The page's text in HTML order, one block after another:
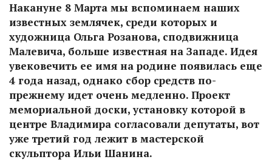
Накануне 8 Марта мы вспоминаем наших
известных землячек, среди которых и
художница Ольга Розанова, сподвижница
Малевича, больше известная на Западе. Идея
увековечить ее имя на родине появилась еще
4 года назад, однако сбор средств по-
прежнему идет очень медленно. Проект
мемориальной доски, установку которой в
центре Владимира согласовали депутаты, вот
уже третий год лежит в мастерской
скульптора Ильи Шанина.